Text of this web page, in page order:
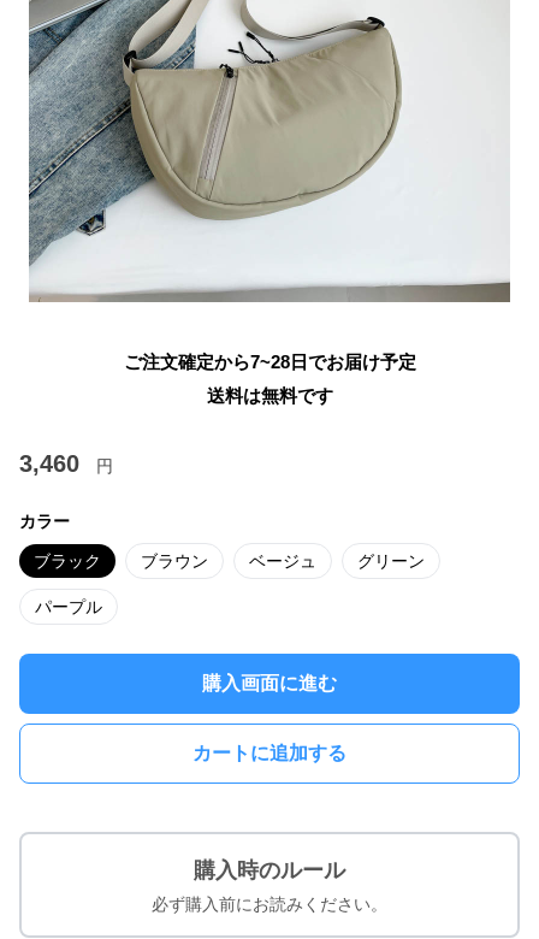
ご注文確定から7~28日でお届け予定
送料は無料です
3,460 円
カラー
ブラック ブラウン ベージュ グリーン
パープル
購入画面に進む
カートに追加する
購入時のルール
必ず購入前にお読みください。